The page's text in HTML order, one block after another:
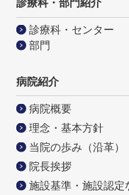
診療科・部門紹介
診療科・センター
部門
病院紹介
病院概要
理念・基本方針
当院の歩み（沿革）
院長挨拶
施設基準・施設認定